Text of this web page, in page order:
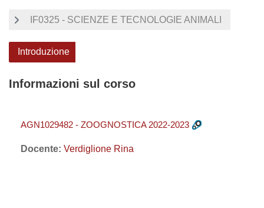
IF0325 - SCIENZE E TECNOLOGIE ANIMALI
Introduzione
Informazioni sul corso
AGN1029482 - ZOOGNOSTICA 2022-2023
Docente: Verdiglione Rina